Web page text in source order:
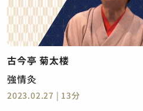
古今亭 菊太楼
強情灸
2023.02.27 | 13分